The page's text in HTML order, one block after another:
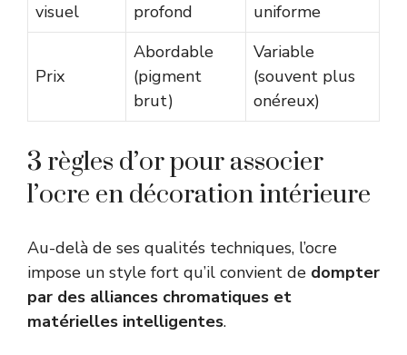
visuel
profond
uniforme
Prix
Abordable
(pigment
brut)
Variable
(souvent plus
onéreux)
3 règles d’or pour associer
l’ocre en décoration intérieure
Au-delà de ses qualités techniques, l’ocre
impose un style fort qu’il convient de dompter
par des alliances chromatiques et
matérielles intelligentes.